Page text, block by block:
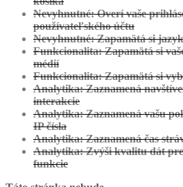
Nevyhnutné: Overí vaše
používateľského účtu
Nevyhnutné: Zapamätá si
Funkcionalita: Zapamätá si
médií
Funkcionalita: Zapamätá si
Analytika: Zaznamená
interakcie
Analytika: Zaznamená vašu
IP čísla
Analytika: Zaznamená čas
Analytika: Zvýši kvalitu dát pre
funkcie